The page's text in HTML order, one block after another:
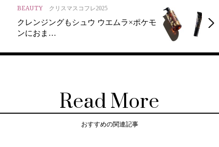
BEAUTY クリスマスコフレ2025
クレンジングもシュウ ウエムラ×ポケモ
ンにおま…
Read More
おすすめの関連記事